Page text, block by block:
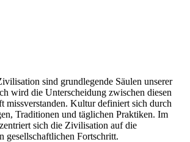
sind grundlegende Säulen unserer
wird die Unterscheidung zwischen diesen
missverstanden. Kultur definiert sich durch
Traditionen und täglichen Praktiken. Im
sich die Zivilisation auf die
gesellschaftlichen Fortschritt.